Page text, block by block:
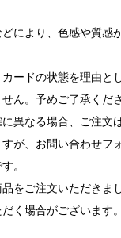
どにより、色感や質感
カードの状態を理由と
ん。予めご了承くださ
異なる場合、ご注文
が、お問い合わせフ
。
をご注文いただきま
く場合がございます